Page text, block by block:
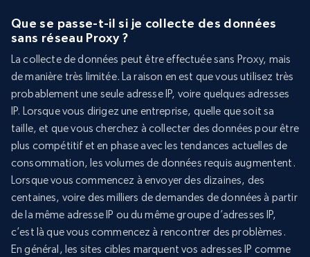
Que se passe-t-il si je collecte des données
sans réseau Proxy ?
La collecte de données peut être effectuée sans Proxy, mais
de manière très limitée. La raison en est que vous utilisez très
probablement une seule adresse IP, voire quelques adresses
IP. Lorsque vous dirigez une entreprise, quelle que soit sa
taille, et que vous cherchez à collecter des données pour être
plus compétitif et en phase avec les tendances actuelles de
consommation, les volumes de données requis augmentent.
Lorsque vous commencez à envoyer des dizaines, des
centaines, voire des milliers de demandes de données à partir
de la même adresse IP ou du même groupe d’adresses IP,
c’est là que vous commencez à rencontrer des problèmes.
En général, les sites cibles marquent vos adresses IP comme